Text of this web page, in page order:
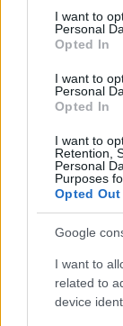
consent section.
I want to
Personal
Opted In
I want to
Personal
Opted In
I want to
Retention,
Personal
Purposes
Opted Out
Google
I want to
related to
device